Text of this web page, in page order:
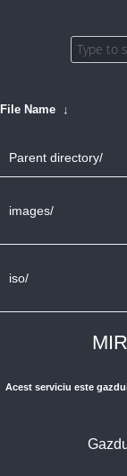
File Name ↓
Parent directory/
images/
iso/
Acest serviciu este